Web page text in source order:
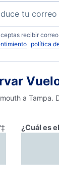
recibir
política
a
‡ ¿Cuál es